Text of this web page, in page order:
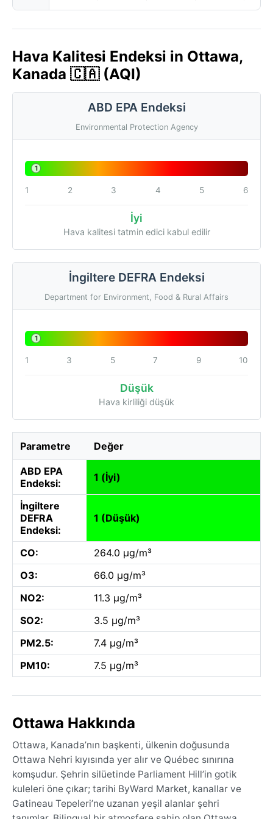
Hava Kalitesi Endeksi in Ottawa,
Kanada 🇨🇦 (AQI)
ABD EPA Endeksi
Environmental Protection Agency
1
1 2 3 4 5 6
İyi
Hava kalitesi tatmin edici kabul edilir
İngiltere DEFRA Endeksi
Department for Environment, Food & Rural Affairs
1
1 3 5 7 9 10
Düşük
Hava kirliliği düşük
Parametre Değer
ABD EPA
Endeksi:
1 (İyi)
İngiltere
DEFRA
Endeksi:
1 (Düşük)
CO:
264.0 µg/m³
O3:
66.0 µg/m³
NO2:
11.3 µg/m³
SO2:
3.5 µg/m³
PM2.5:
7.4 µg/m³
PM10:
7.5 µg/m³
Ottawa Hakkında
Ottawa, Kanada’nın başkenti, ülkenin doğusunda
Ottawa Nehri kıyısında yer alır ve Québec sınırına
komşudur. Şehrin silüetinde Parliament Hill’in gotik
kuleleri öne çıkar; tarihi ByWard Market, kanallar ve
Gatineau Tepeleri’ne uzanan yeşil alanlar şehri